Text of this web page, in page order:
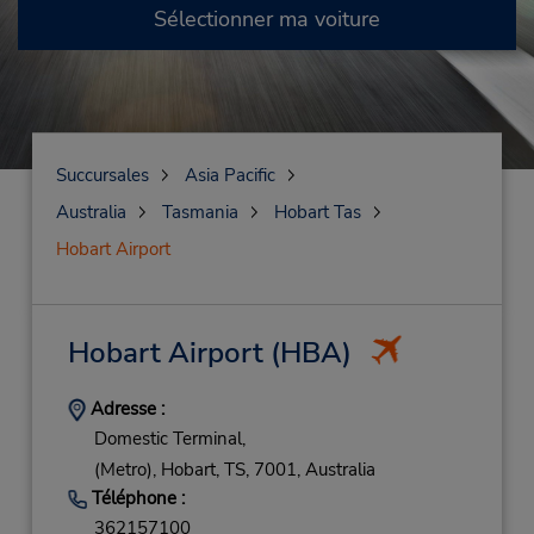
Sélectionner ma voiture
Succursales
Asia Pacific
Australia
Tasmania
Hobart Tas
Hobart Airport
Hobart Airport(HBA)
Adresse :
Domestic Terminal,
(Metro), Hobart, TS, 7001, Australia
Téléphone :
362157100